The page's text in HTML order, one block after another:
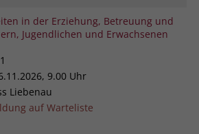
in der Erziehung, Betreuung und
Jugendlichen und Erwachsenen
9.00 Uhr
Liebenau
auf Warteliste